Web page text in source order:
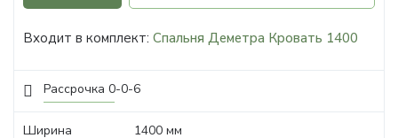
Рассрочка 0-0-6
Входит в комплект: Спальня Деметра Кровать 1400
Ширина
1400 мм